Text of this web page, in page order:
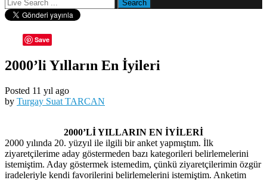
Save
2000’li Yılların En İyileri
Posted 11 yıl ago
by Turgay Suat TARCAN
2000’Lİ YILLARIN EN İYİLERİ
2000 yılında 20. yüzyıl ile ilgili bir anket yapmıştım. İlk
ziyaretçilerime aday göstermeden bazı kategorileri belirlemelerini
istemiştim. Aday göstermek istemedim, çünkü ziyaretçilerimin özgür
iradeleriyle kendi favorilerini belirlemelerini istemiştim. Anketim